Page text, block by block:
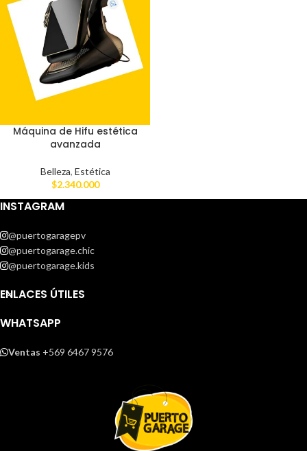
Máquina de Hifu estética
avanzada
Belleza, Estética
$2.340.000
INSTAGRAM
@puertogaragepv
@puertogarage.chic
@puertogarage.kids
ENLACES ÚTILES
WHATSAPP
Ventas +569 6467 9576